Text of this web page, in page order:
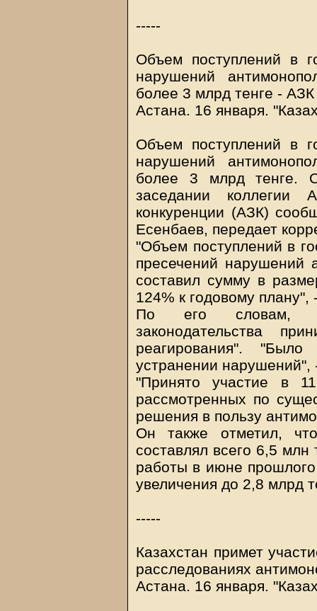
-----
Объем поступлений в
нарушений
более 3 млрд тенге - АЗК
Астана. 16 января.
Объем поступлений в
нарушений
более 3 млрд тенге.
заседании коллегии
конкуренции (АЗК)
Есенбаев, передает
"Объем поступлений в
пресечений нарушений
составил сумму в
124% к годовому
По его словам,
законодательства
реагирования".
устранении нарушений",
"Принято участие в
рассмотренных по
решения в пользу
Он также отметил,
составлял всего 6,5 млн
работы в июне прошлого
увеличения до 2,8 млрд
-----
Казахстан примет
расследованиях
Астана. 16 января.